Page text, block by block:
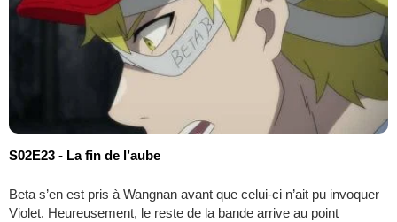
S02E23 - La fin de l’aube
Beta s’en est pris à Wangnan avant que celui-ci n’ait pu invoquer
Violet. Heureusement, le reste de la bande arrive au point